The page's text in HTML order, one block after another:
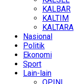
KALBAR
KALTIM
KALTARA
Nasional
Politik
Ekonomi
Sport
Lain-lain